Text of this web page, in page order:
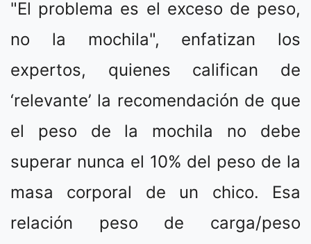
"El problema es el exceso de peso,
no la mochila", enfatizan los
expertos, quienes califican de
‘relevante’ la recomendación de que
el peso de la mochila no debe
superar nunca el 10% del peso de la
masa corporal de un chico. Esa
relación peso de carga/peso